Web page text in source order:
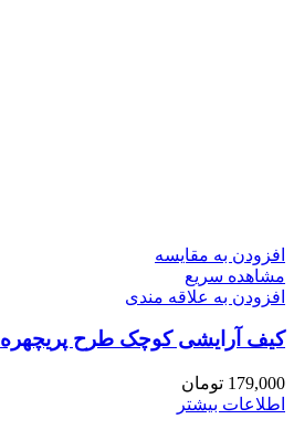
افزودن به مقایسه
مشاهده سریع
افزودن به علاقه مندی
کیف آرایشی کوچک طرح پریچهره
179,000 تومان
اطلاعات بیشتر